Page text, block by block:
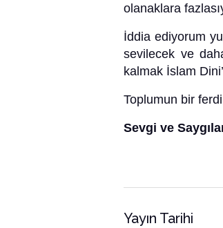
olanaklara
İddia ediyorum
sevilecek ve
kalmak İslam
Toplumun bir
Sevgi ve
Yayın Tarihi